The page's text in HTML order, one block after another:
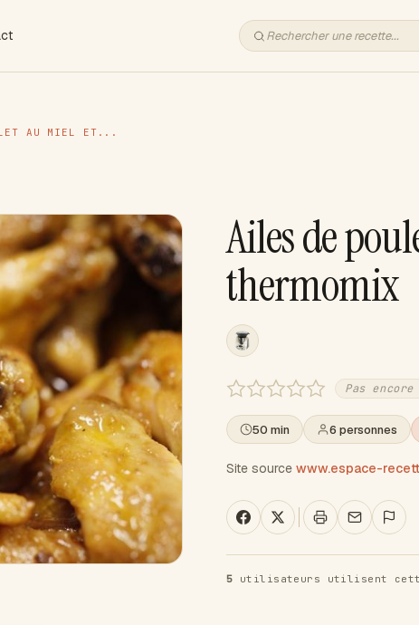
AU MIEL ET...
Ailes de
thermomix
Pas
50 min 6 personnes
Site source www.espace-
5 utilisateurs utilisent